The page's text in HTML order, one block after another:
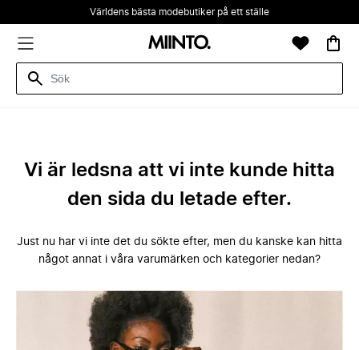
Världens bästa modebutiker på ett ställe
Vi är ledsna att vi inte kunde hitta
den sida du letade efter.
Just nu har vi inte det du sökte efter, men du kanske kan hitta
något annat i våra varumärken och kategorier nedan?